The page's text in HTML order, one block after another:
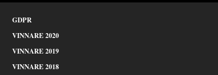
GDPR
VINNARE 2020
VINNARE 2019
VINNARE 2018